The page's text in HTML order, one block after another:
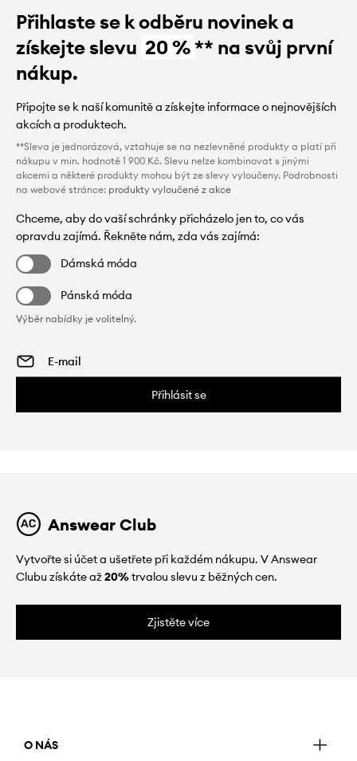
Přihlaste se k odběru novinek a
získejte slevu 20 %** na svůj první
nákup.
Připojte se k naší komunitě a získejte informace o nejnovějších
akcích a produktech.
**Sleva je jednorázová, vztahuje se na nezlevněné produkty a platí při
nákupu v min. hodnotě 1 900 Kč. Slevu nelze kombinovat s jinými
akcemi a některé produkty mohou být ze slevy vyloučeny. Podrobnosti
na webové stránce: produkty vyloučené z akce
Chceme, aby do vaší schránky přicházelo jen to, co vás
opravdu zajímá. Řekněte nám, zda vás zajímá:
Dámská móda
Pánská móda
Výběr nabídky je volitelný.
Přihlásit se
Answear Club
Vytvořte si účet a ušetřete při každém nákupu. V Answear
Clubu získáte až20%trvalou slevu z běžných cen.
Zjistěte více
O NÁS